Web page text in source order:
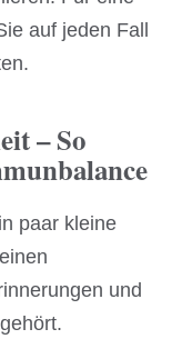
auf jeden Fall
– So
paar kleine
und